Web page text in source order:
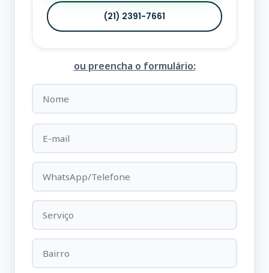
(21) 2391-7661
ou preencha o formulário: